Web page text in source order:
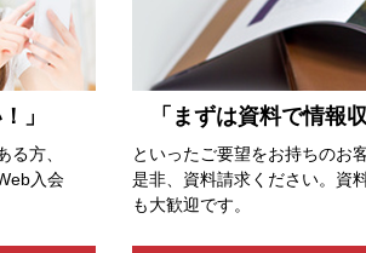
」
方、
入会
「まずは資料で情報
といったご要望をお持ちのお
是非、資料請求ください。資
も大歓迎です。